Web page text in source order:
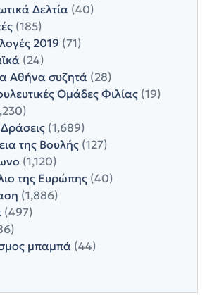
Δελτία (40)
(185)
2019 (71)
(24)
Αθήνα συζητά (28)
Ομάδες Φιλίας (19)
(1,689)
της Βουλής (127)
(1,120)
της Ευρώπης (40)
(1,886)
(497)
μπαμπά (44)